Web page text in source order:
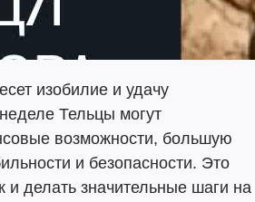
изобилие и удачу
Тельцы могут
возможности, большую
и безопасности. Это
и делать значительные шаги на